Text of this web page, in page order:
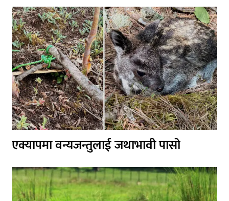
एक्यापमा वन्यजन्तुलाई जथाभावी पासो